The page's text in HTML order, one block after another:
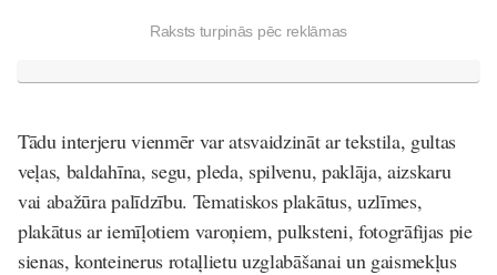
Raksts turpinās pēc reklāmas
Tādu interjeru vienmēr var atsvaidzināt ar tekstila, gultas
veļas, baldahīna, segu, pleda, spilvenu, paklāja, aizskaru
vai abažūra palīdzību. Tematiskos plakātus, uzlīmes,
plakātus ar iemīļotiem varoņiem, pulksteni, fotogrāfijas pie
sienas, konteinerus rotaļlietu uzglabāšanai un gaismekļus